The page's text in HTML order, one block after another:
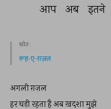
आप
अब इतने
स्रोत :
रूह-ए-ग़ज़ल
अगली ग़ज़ल
हर घड़ी रहता है अब ख़दशा मुझे